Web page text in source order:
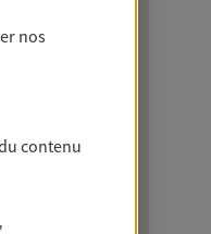
nos
contenu